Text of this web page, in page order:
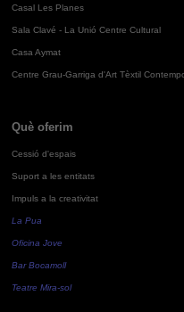
Casal Les Planes
Sala Clavé - La Unió Centre Cultural
Casa Aymat
Centre Grau-Garriga d'Art Tèxtil
Què oferim
Cessió d'espais
Suport a les entitats
Impuls a la creativitat
La Pua
Oficina Jove
Bar Bocamoll
Teatre Mira-sol